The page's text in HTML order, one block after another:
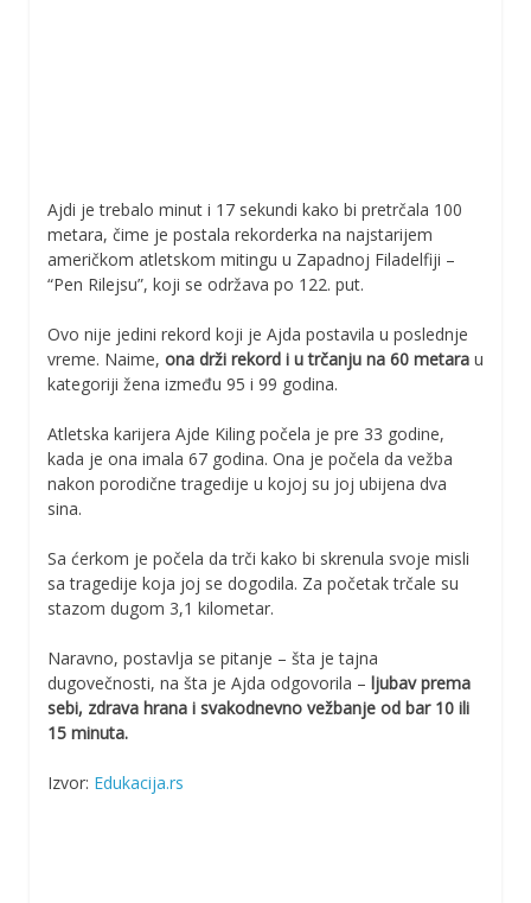
Ajdi je trebalo minut i 17 sekundi kako bi pretrčala 100
metara, čime je postala rekorderka na najstarijem
američkom atletskom mitingu u Zapadnoj Filadelfiji –
“Pen Rilejsu”, koji se održava po 122. put.
Ovo nije jedini rekord koji je Ajda postavila u poslednje
vreme. Naime, ona drži rekord i u trčanju na 60 metara u
kategoriji žena između 95 i 99 godina.
Atletska karijera Ajde Kiling počela je pre 33 godine,
kada je ona imala 67 godina. Ona je počela da vežba
nakon porodične tragedije u kojoj su joj ubijena dva
sina.
Sa ćerkom je počela da trči kako bi skrenula svoje misli
sa tragedije koja joj se dogodila. Za početak trčale su
stazom dugom 3,1 kilometar.
Naravno, postavlja se pitanje – šta je tajna
dugovečnosti, na šta je Ajda odgovorila – ljubav prema
sebi, zdrava hrana i svakodnevno vežbanje od bar 10 ili
15 minuta.
Izvor: Edukacija.rs